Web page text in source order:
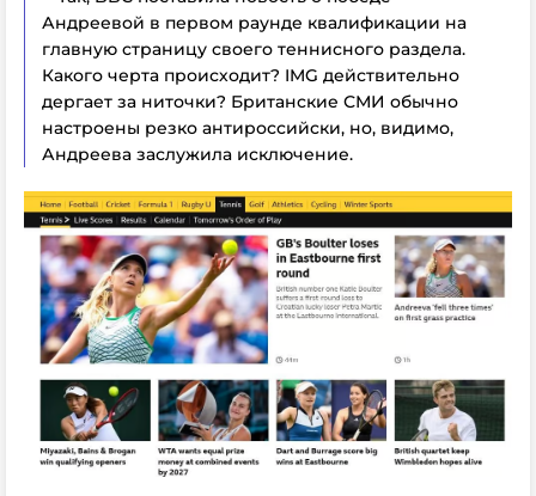
Андреевой в первом раунде квалификации на
главную страницу своего теннисного раздела.
Какого черта происходит? IMG действительно
дергает за ниточки? Британские СМИ обычно
настроены резко антироссийски, но, видимо,
Андреева заслужила исключение.